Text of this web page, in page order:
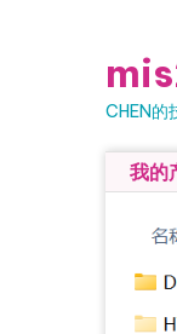
CHEN的
我的